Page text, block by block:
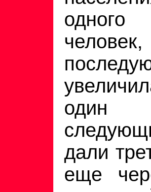
один
дали
еще